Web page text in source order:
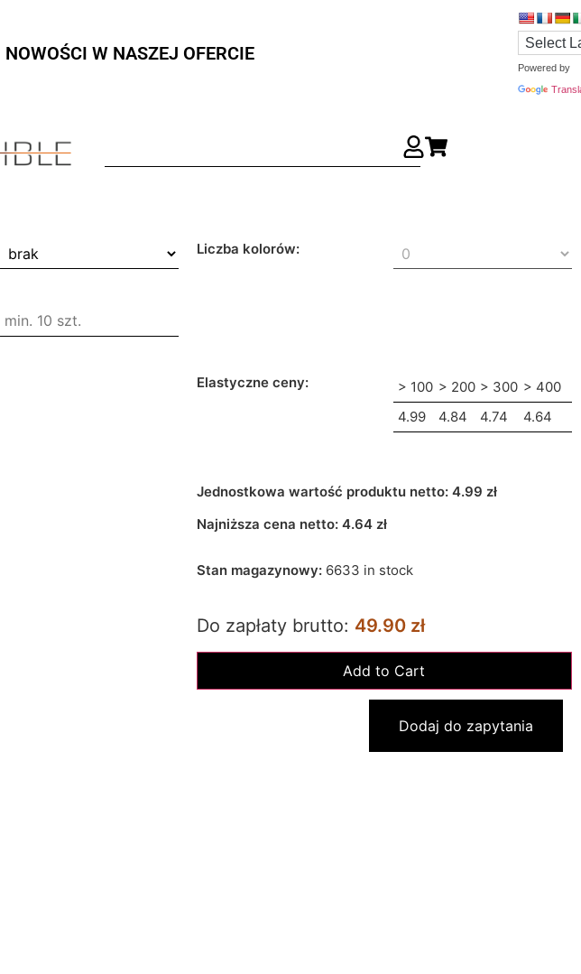
NOWOŚCI W NASZEJ OFERCIE
Powered by
Liczba kolorów:
Elastyczne ceny: > 100 > 200 > 300 > 400
4.99
4.84 4.74 4.64
Jednostkowa wartość produktu netto: 4.99 zł
Najniższa cena netto: 4.64zł
Stan magazynowy: 6633 in stock
Do zapłaty brutto: 49.90 zł
Dodaj do zapytania